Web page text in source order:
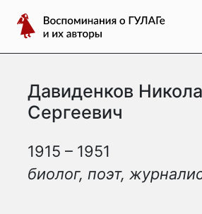
содержимому
Воспоминания
о
ГУЛАГе
авторы
Давиденков
Сергеевич
1915 – 1951
биолог, поэт,